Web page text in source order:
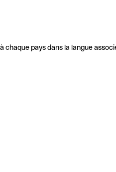
pays dans la langue